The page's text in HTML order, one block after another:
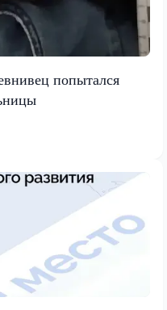
попытался